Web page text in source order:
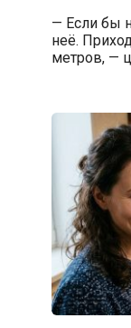
— Если бы
неё.
метров, —